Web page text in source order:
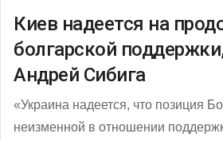
Киев надеется на
болгарской
Андрей Сибига
«Украина надеется, что позиция
неизменной в отношении